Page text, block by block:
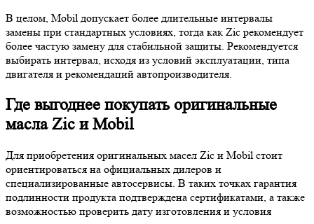
В целом, Mobil допускает более длительные интервалы
замены при стандартных условиях, тогда как Zic рекомендует
более частую замену для стабильной защиты. Рекомендуется
выбирать интервал, исходя из условий эксплуатации, типа
двигателя и рекомендаций автопроизводителя.
Где выгоднее покупать оригинальные
масла Zic и Mobil
Для приобретения оригинальных масел Zic и Mobil стоит
ориентироваться на официальных дилеров и
специализированные автосервисы. В таких точках гарантия
подлинности продукта подтверждена сертификатами, а также
возможностью проверить дату изготовления и условия